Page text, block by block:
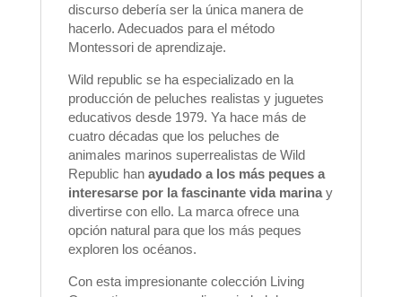
discurso debería ser la única manera de
hacerlo. Adecuados para el método
Montessori de aprendizaje.
Wild republic se ha especializado en la
producción de peluches realistas y juguetes
educativos desde 1979. Ya hace más de
cuatro décadas que los peluches de
animales marinos superrealistas de Wild
Republic han ayudado a los más peques a
interesarse por la fascinante vida marinay
divertirse con ello. La marca ofrece una
opción natural para que los más peques
exploren los océanos.
Con esta impresionante colección Living